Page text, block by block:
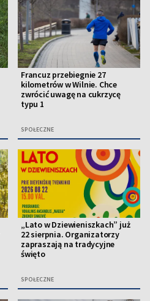
Francuz przebiegnie 27
kilometrów w Wilnie. Chce
zwrócić uwagę na cukrzycę
typu 1
SPOŁECZNE
„Lato w Dziewieniszkach” już
22 sierpnia. Organizatorzy
zapraszają na tradycyjne
święto
SPOŁECZNE